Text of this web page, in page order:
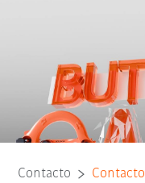
Contacto Contacto